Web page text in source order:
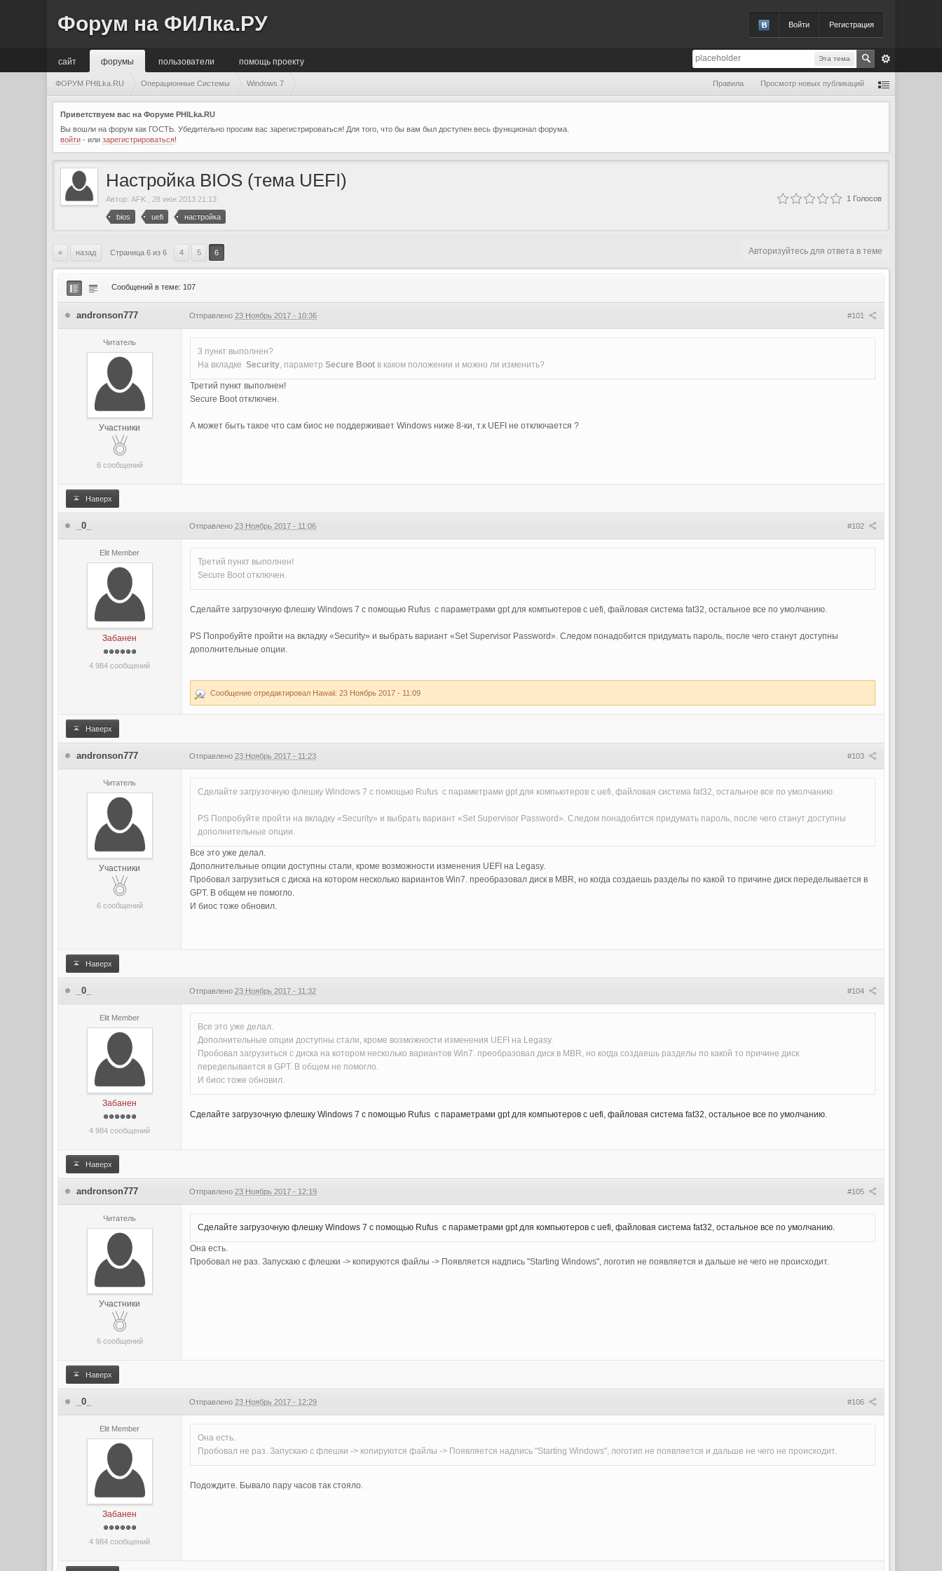
Войти Регистрация
Форум на ФИЛка.РУ
Эта тема
сайт помощь проекту
форумы пользователи
ФОРУМ PHILka.RU Операционные Системы Windows 7 Правила Просмотр новых публикаций
Приветствуем вас на Форуме PHILka.RU
Вы вошли на форум как ГОСТЬ. Убедительно просим вас зарегистрироваться! Для того, что бы вам был доступен весь функционал форума.
войти - илизарегистрироваться!
Настройка BIOS (тема UEFI)
1 Голосов
Автор:AFK 28 июн 2013 21:13
bios uefi настройка
« назад Страница 6 из 6 4 5 6 Авторизуйтесь для ответа в теме
Сообщений в теме: 107
#101
andronson777 Отправлено23 Ноябрь 2017 - 10:36
Читатель
Участники
6 сообщений
3 пункт выполнен?
На вкладкеSecurity, параметрSecure Boot в каком положении и можно ли изменить?
Третий пункт выполнен!
Secure Boot отключен.
А может быть такое что сам биос не поддерживает Windows ниже 8-ки, т.к UEFI не отключается ?
Наверх
#102
_0_ Отправлено23 Ноябрь 2017 - 11:06
Elit Member
Забанен
4 984 сообщений
Третий пункт выполнен!
Secure Boot отключен.
Сделайте загрузочную флешку Windows 7 с помощью Rufus с параметрами gpt для компьютеров с uefi, файловая система fat32, остальное все по умолчанию.
PS Попробуйте пройти на вкладку «Security» и выбрать вариант «Set Supervisor Password». Следом понадобится придумать пароль, после чего станут доступны
дополнительные опции.
Сообщение отредактировал Hawaii: 23 Ноябрь 2017 - 11:09
Наверх
#103
andronson777 Отправлено23 Ноябрь 2017 - 11:23
Читатель
Участники
6 сообщений
Сделайте загрузочную флешку Windows 7 с помощью Rufus с параметрами gpt для компьютеров с uefi, файловая система fat32, остальное все по умолчанию.
PS Попробуйте пройти на вкладку «Security» и выбрать вариант «Set Supervisor Password». Следом понадобится придумать пароль, после чего станут доступны
дополнительные опции.
Все это уже делал.
Дополнительные опции доступны стали, кроме возможности изменения UEFI на Legasy.
Пробовал загрузиться с диска на котором несколько вариантов Win7. преобразовал диск в MBR, но когда создаешь разделы по какой то причине диск переделывается в
GPT. В общем не помогло.
И биос тоже обновил.
Наверх
#104
_0_ Отправлено23 Ноябрь 2017 - 11:32
Elit Member
Забанен
4 984 сообщений
Все это уже делал.
Дополнительные опции доступны стали, кроме возможности изменения UEFI на Legasy.
Пробовал загрузиться с диска на котором несколько вариантов Win7. преобразовал диск в MBR, но когда создаешь разделы по какой то причине диск
переделывается в GPT. В общем не помогло.
И биос тоже обновил.
Сделайте загрузочную флешку Windows 7 с помощью Rufus с параметрами gpt для компьютеров с uefi, файловая система fat32, остальное все по умолчанию.
Наверх
#105
andronson777 Отправлено23 Ноябрь 2017 - 12:19
Читатель
Участники
6 сообщений
Сделайте загрузочную флешку Windows 7 с помощью Rufus с параметрами gpt для компьютеров с uefi, файловая система fat32, остальное все по умолчанию.
Она есть.
Пробовал не раз. Запускаю с флешки -> копируются файлы -> Появляется надпись "Starting Windows", логотип не появляется и дальше не чего не происходит.
Наверх
#106
_0_ Отправлено23 Ноябрь 2017 - 12:29
Elit Member
Забанен
4 984 сообщений
Она есть.
Пробовал не раз. Запускаю с флешки -> копируются файлы -> Появляется надпись "Starting Windows", логотип не появляется и дальше не чего не происходит.
Подождите. Бывало пару часов так стояло.